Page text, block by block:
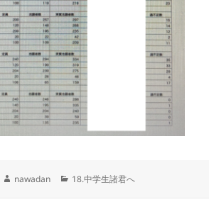
作
nawadan
カ
18.中学生諸君へ